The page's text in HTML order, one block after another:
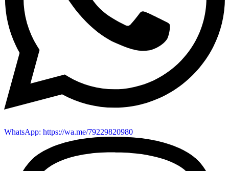
WhatsApp: https://wa.me/79229820980